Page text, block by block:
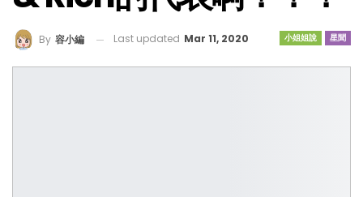
小姐姐說 星聞
By 容小編 Last updated Mar 11, 2020